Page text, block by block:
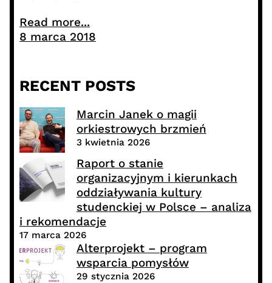
Read more...
8 marca 2018
RECENT POSTS
Marcin Janek o magii
orkiestrowych brzmień
3 kwietnia 2026
Raport o stanie
organizacyjnym i kierunkach
oddziaływania kultury
studenckiej w Polsce – analiza
i rekomendacje
17 marca 2026
Alterprojekt – program
wsparcia pomysłów
29 stycznia 2026